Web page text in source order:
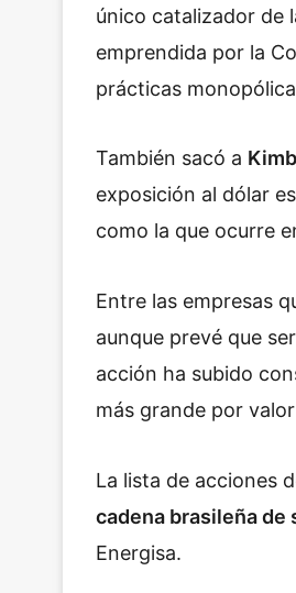
único catalizador de
emprendida por la
prácticas
También sacó a
exposición al dólar
como la que ocurre
Entre las empresas
aunque prevé que
acción ha subido
más grande por
La lista de acciones
cadena brasileña de
Energisa.